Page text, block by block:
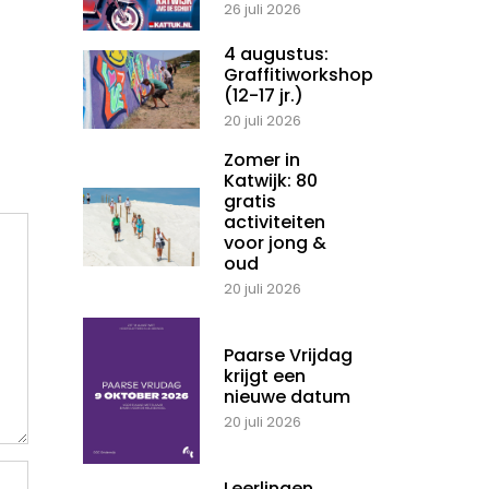
26 juli 2026
4 augustus:
Graffitiworkshop
(12-17 jr.)
20 juli 2026
Zomer in
Katwijk: 80
gratis
activiteiten
voor jong &
oud
20 juli 2026
Paarse Vrijdag
krijgt een
nieuwe datum
20 juli 2026